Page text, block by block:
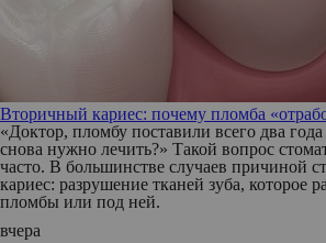
Вторичный кариес: почему пломба
«Доктор, пломбу поставили всего два
снова нужно лечить?» Такой вопрос
часто. В большинстве случаев причиной
кариес: разрушение тканей зуба, которое
пломбы или под ней.
вчера